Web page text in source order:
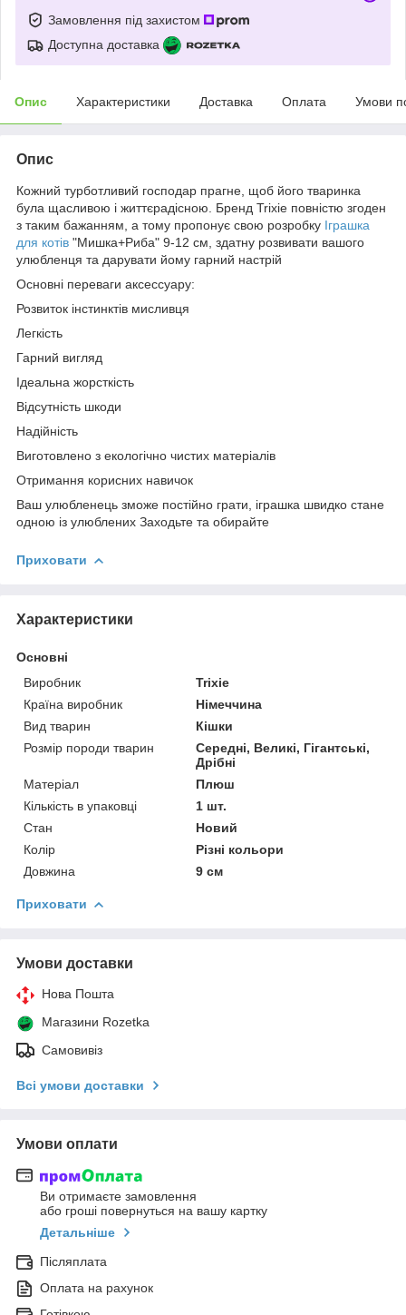
Замовлення під захистом
Доступна доставка
Опис Характеристики Доставка Оплата Умови
Опис
Кожний турботливий господар прагне, щоб його тваринка
була щасливою і життєрадісною. Бренд Trixie повністю згоден
з таким бажанням, а тому пропонує свою розробку Іграшка
для котів "Мишка+Риба" 9-12 см, здатну розвивати вашого
улюбленця та дарувати йому гарний настрій
Основні переваги аксессуару:
Розвиток інстинктів мисливця
Легкість
Гарний вигляд
Ідеальна жорсткість
Відсутність шкоди
Надійність
Виготовлено з екологічно чистих матеріалів
Отримання корисних навичок
Ваш улюбленець зможе постійно грати, іграшка швидко стане
одною із улюблених Заходьте та обирайте
Приховати
Характеристики
Основні
Виробник
Trixie
Країна виробник
Німеччина
Вид тварин
Кішки
Розмір породи тварин
Середні, Великі, Гігантські,
Дрібні
Матеріал
Плюш
Кількість в упаковці
1 шт.
Стан
Новий
Колір
Різні кольори
Довжина
9 см
Приховати
Умови доставки
Нова Пошта
Магазини Rozetka
Самовивіз
Всі умови доставки
Умови оплати
Ви отримаєте замовлення
або гроші повернуться на вашу картку
Детальніше
Післяплата
Оплата на рахунок